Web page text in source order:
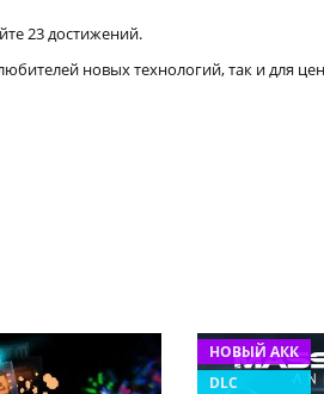
23 достижений.
новых технологий, так и для
НОВЫЙ АКК
DLC